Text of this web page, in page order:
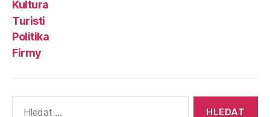
Kultura
Turisti
Politika
Firmy